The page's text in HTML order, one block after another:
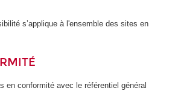
s’applique à l'ensemble des sites en
en conformité avec le référentiel général